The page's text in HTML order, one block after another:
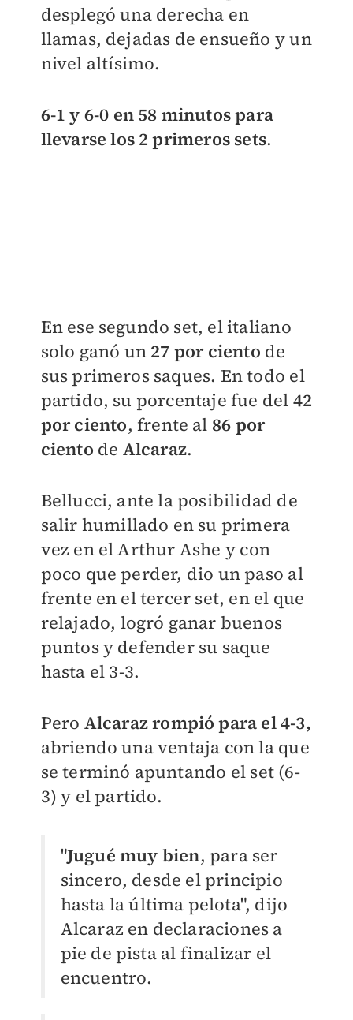
desplegó una derecha en
llamas, dejadas de ensueño y un
nivel altísimo.
6-1 y 6-0 en 58 minutos para
llevarse los 2 primeros sets.
En ese segundo set, el italiano
solo ganó un27 por ciento de
sus primeros saques. En todo el
partido, su porcentaje fue del 42
por ciento, frente al 86 por
ciento de Alcaraz.
Bellucci, ante la posibilidad de
salir humillado en su primera
vez en el Arthur Ashe y con
poco que perder, dio un paso al
frente en el tercer set, en el que
relajado, logró ganar buenos
puntos y defender su saque
hasta el 3-3.
Pero Alcaraz rompió para el 4-3,
abriendo una ventaja con la que
se terminó apuntando el set (6-
3) y el partido.
"Jugué muy bien, para ser
sincero, desde el principio
hasta la última pelota", dijo
Alcaraz en declaraciones a
pie de pista al finalizar el
encuentro.